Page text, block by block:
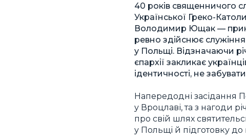
40 років священничого
Української Греко-
Володимир Ющак —
ревно здійснює
у Польщі. Відзначаючи
єпархії закликає
ідентичності, не
Напередодні засідання
у Вроцлаві, та з нагоди
про свій шлях
у Польщі й підготовку